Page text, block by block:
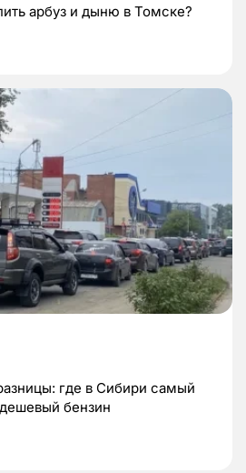
арбуз и дыню в Томске?
где в Сибири самый
бензин